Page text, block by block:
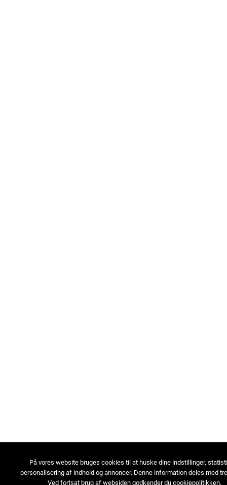
På vores website bruges cookies til at huske dine indstillinger,
personalisering af indhold og annoncer. Denne information deles med
Ved fortsat brug af websiden godkender du cookiepolitikken.